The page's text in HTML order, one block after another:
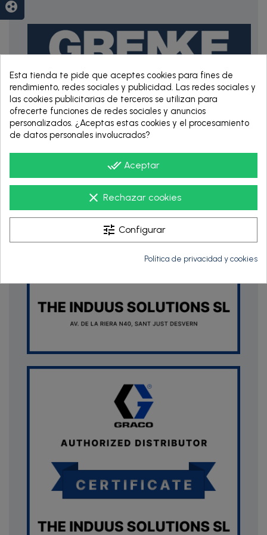
RENTING DE 12
HASTA 60 MESES
Esta tienda te pide que aceptes cookies para fines de
rendimiento, redes sociales y publicidad. Las redes sociales y
las cookies publicitarias de terceros se utilizan para
ofrecerte funciones de redes sociales y anuncios
personalizados. ¿Aceptas estas cookies y el procesamiento
de datos personales involucrados?
done_all Aceptar
clear Rechazar cookies
tune Configurar
Política de privacidad y cookies
group_work